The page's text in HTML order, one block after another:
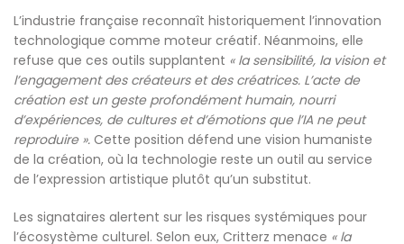
L’industrie française reconnaît historiquement l’innovation
technologique comme moteur créatif. Néanmoins, elle
refuse que ces outils supplantent « la sensibilité, la vision et
l’engagement des créateurs et des créatrices. L’acte de
création est un geste profondément humain, nourri
d’expériences, de cultures et d’émotions que l’IA ne peut
reproduire ». Cette position défend une vision humaniste
de la création, où la technologie reste un outil au service
de l’expression artistique plutôt qu’un substitut.
Les signataires alertent sur les risques systémiques pour
l’écosystème culturel. Selon eux, Critterz menace « la